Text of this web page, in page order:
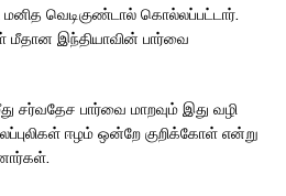
வெடிகுண்டால் கொல்லப்பட்டார்.
மீதான இந்தியாவின் பார்வை
சர்வதேச பார்வை மாறவும் இது வழி
ஈழம் ஒன்றே குறிக்கோள் என்று